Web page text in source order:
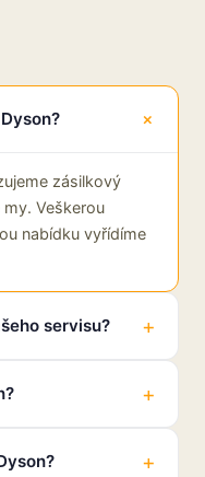
zásilkový
Veškerou
nabídku vyřídíme
servisu?